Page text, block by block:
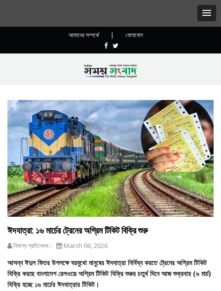
আমাদের সম্পর্কে | যোগাযোগ
ঈদযাত্রা: ১৬ মার্চের ট্রেনের অগ্রিম টিকিট বিক্রি শুরু
নিজস্ব প্রতিবেদক : March 06, 2026
আসন্ন ঈদুল ফিতর উপলক্ষে ঘরমুখো মানুষের ঈদযাত্রা নির্বিঘ্ন করতে ট্রেনের অগ্রিম টিকিট
বিক্রি করছে বাংলাদেশ রেলওয়ে৷ অগ্রিম টিকিট বিক্রি শুরুর চতুর্থ দিনে আজ শুক্রবার (৬ মার্চ)
বিক্রি হচ্ছে ১৬ মার্চের ঈদযাত্রার টিকিট।